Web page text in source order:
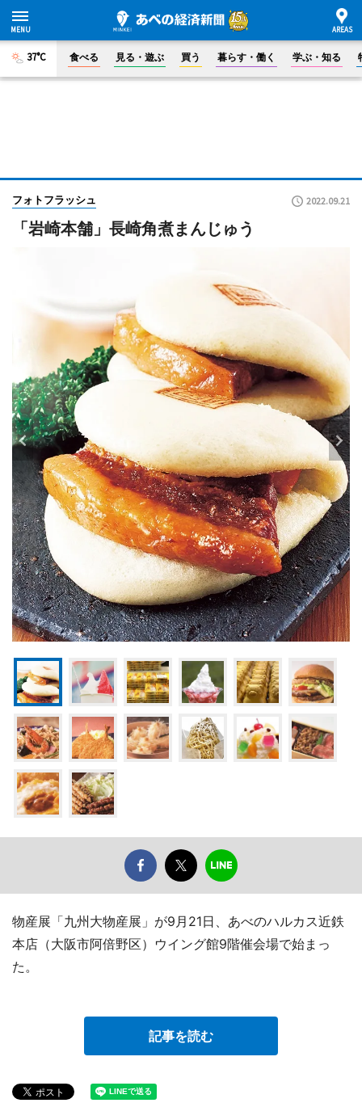
37°C 食べる 見る・遊ぶ 買う 暮らす・働く 学ぶ・知る
フォトフラッシュ 2022.09.21
「岩崎本舗」長崎角煮まんじゅう
物産展「九州大物産展」が9月21日、あべのハルカス近鉄
本店（大阪市阿倍野区）ウイング館9階催会場で始まっ
た。
記事を読む